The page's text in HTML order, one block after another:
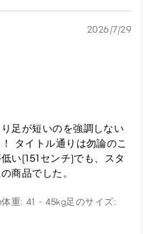
2026/7/29
足が短いのを強調しない
タイトル通りは勿論のこ
い(151センチ)でも、スタ
商品でした。
体重: 41 - 45kg足のサイズ: